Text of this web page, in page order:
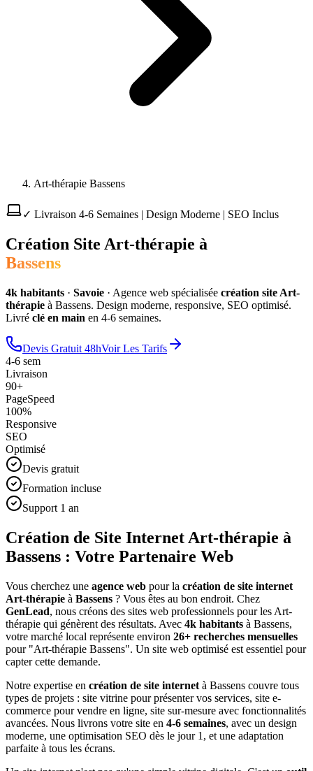
Art-thérapie Bassens
✓ Livraison 4-6 Semaines | Design Moderne | SEO Inclus
Création Site Art-thérapie à
Bassens
4k habitants · Savoie · Agence web spécialisée création site Art-
thérapie à Bassens. Design moderne, responsive, SEO optimisé.
Livré clé en main en 4-6 semaines.
Devis Gratuit 48hVoir Les Tarifs
4-6 sem
Livraison
90+
PageSpeed
100%
Responsive
SEO
Optimisé
Devis gratuit
Formation incluse
Support 1 an
Création de Site Internet Art-thérapie à
Bassens : Votre Partenaire Web
Vous cherchez une agence web pour la création de site internet
Art-thérapie à Bassens ? Vous êtes au bon endroit. Chez
GenLead, nous créons des sites web professionnels pour les Art-
thérapie qui génèrent des résultats. Avec 4k habitants à Bassens,
votre marché local représente environ 26+ recherches mensuelles
pour "Art-thérapie Bassens". Un site web optimisé est essentiel pour
capter cette demande.
Notre expertise en création de site internet à Bassens couvre tous
types de projets : site vitrine pour présenter vos services, site e-
commerce pour vendre en ligne, site sur-mesure avec fonctionnalités
avancées. Nous livrons votre site en 4-6 semaines, avec un design
moderne, une optimisation SEO dès le jour 1, et une adaptation
parfaite à tous les écrans.